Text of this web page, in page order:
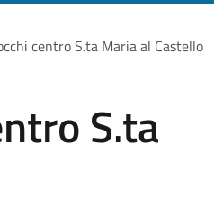
centro S.ta Maria al Castello
S.ta